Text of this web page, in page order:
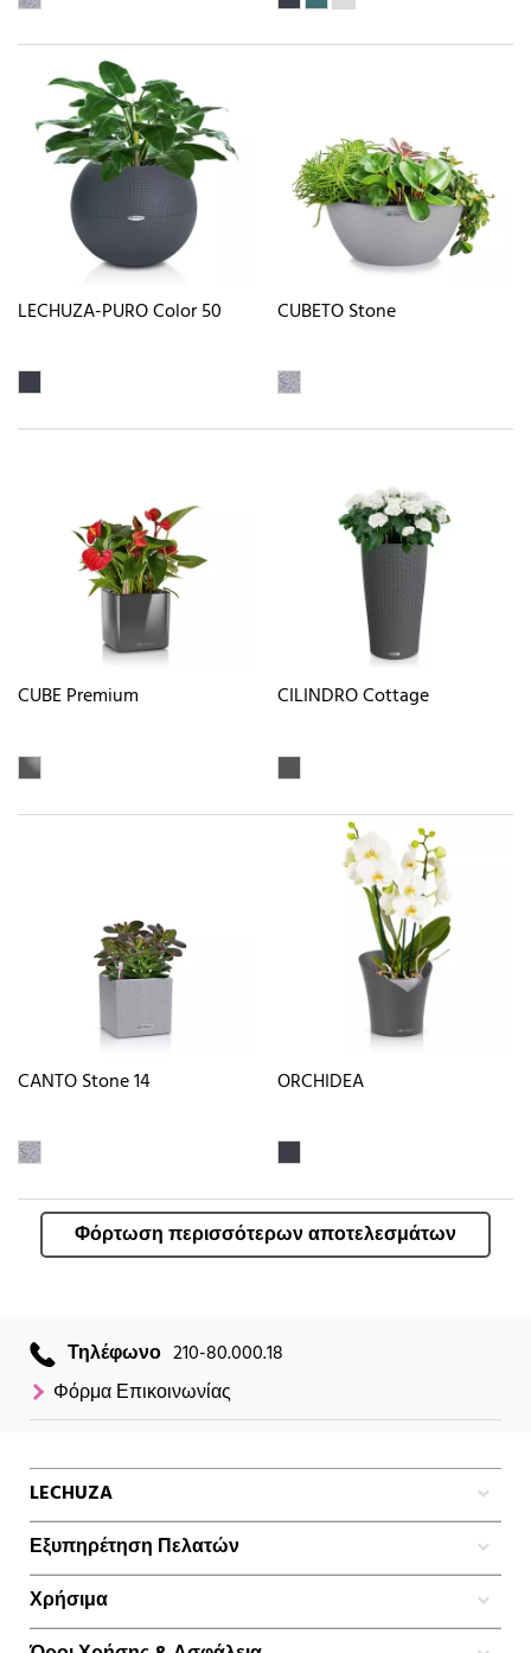
LECHUZA-PURO Color 50 CUBETO Stone
CUBE Premium CILINDRO Cottage
CANTO Stone 14 ORCHIDEA
Φόρτωση περισσότερων αποτελεσμάτων
Τηλέφωνο 210-80.000.18
Φόρμα Επικοινωνίας
LECHUZA
Εξυπηρέτηση Πελατών
Χρήσιμα